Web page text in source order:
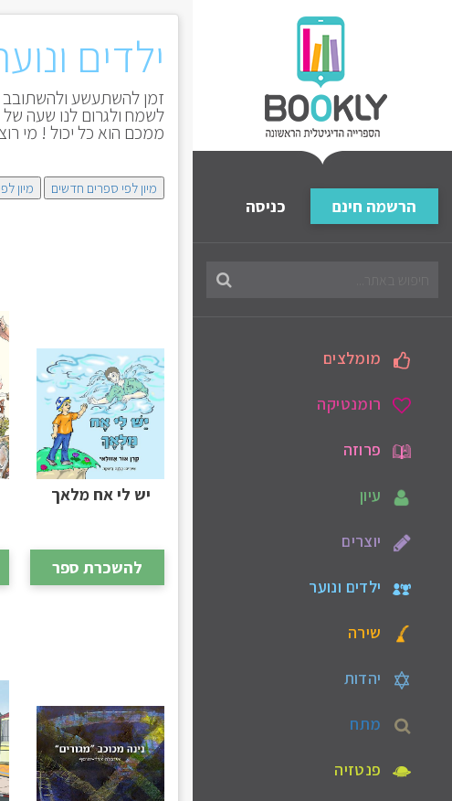
הרשמה חינם כניסה
מומלצים
רומנטיקה
פרוזה
עיון
יוצרים
ילדים ונוער
שירה
יהדות
מתח
פנטזיה
ילדים
זמן להשתעשע ולהשתובב
לשמח ולגרום לנו שעה
ממכם הוא כל יכול ! מי
מיון לפי ספרים חדשים מיון
יש לי אח מלאך
להשכרת ספר